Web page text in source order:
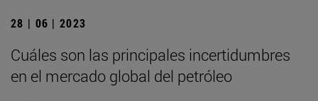
28 | 06 | 2023
Cuáles son las principales incertidumbres
en el mercado global del petróleo